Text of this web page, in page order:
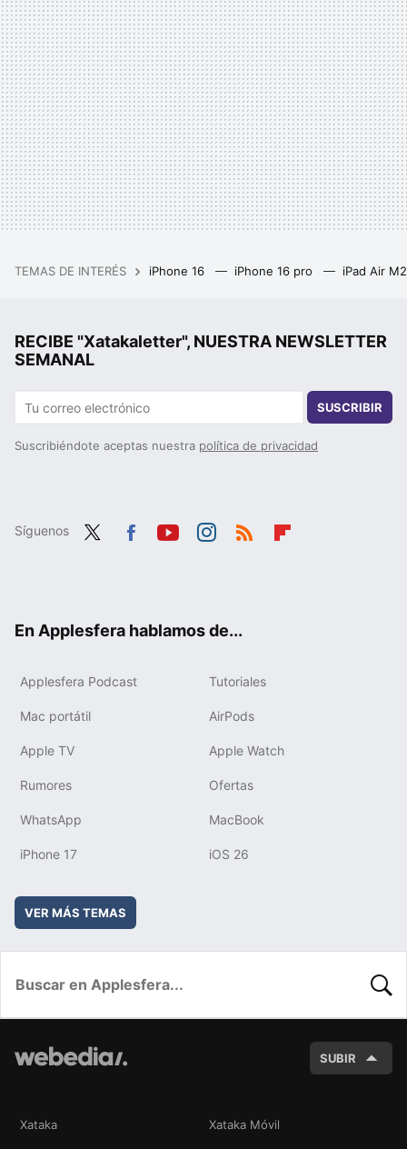
TEMAS DE INTERÉS iPhone 16 iPhone 16 pro iPad Air
RECIBE "Xatakaletter", NUESTRA NEWSLETTER
SEMANAL
SUSCRIBIR
Suscribiéndote aceptas nuestra política de privacidad
Síguenos
En Applesfera hablamos de...
Applesfera Podcast Tutoriales
Mac portátil AirPods
Apple TV Apple Watch
Rumores Ofertas
WhatsApp MacBook
iPhone 17 iOS 26
VER MÁS TEMAS
SUBIR
Xataka Xataka Móvil